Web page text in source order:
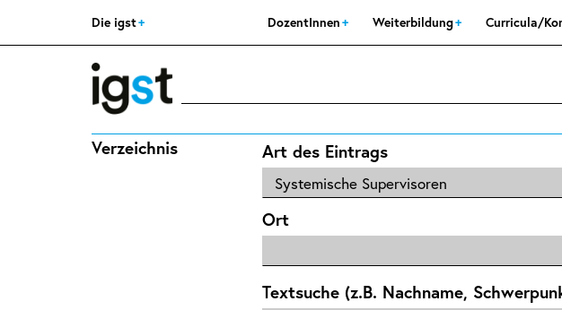
Die igst DozentInnen Weiterbildung Curricula/
Verzeichnis Art des Eintrags
Ort
Textsuche (z.B. Nachname,